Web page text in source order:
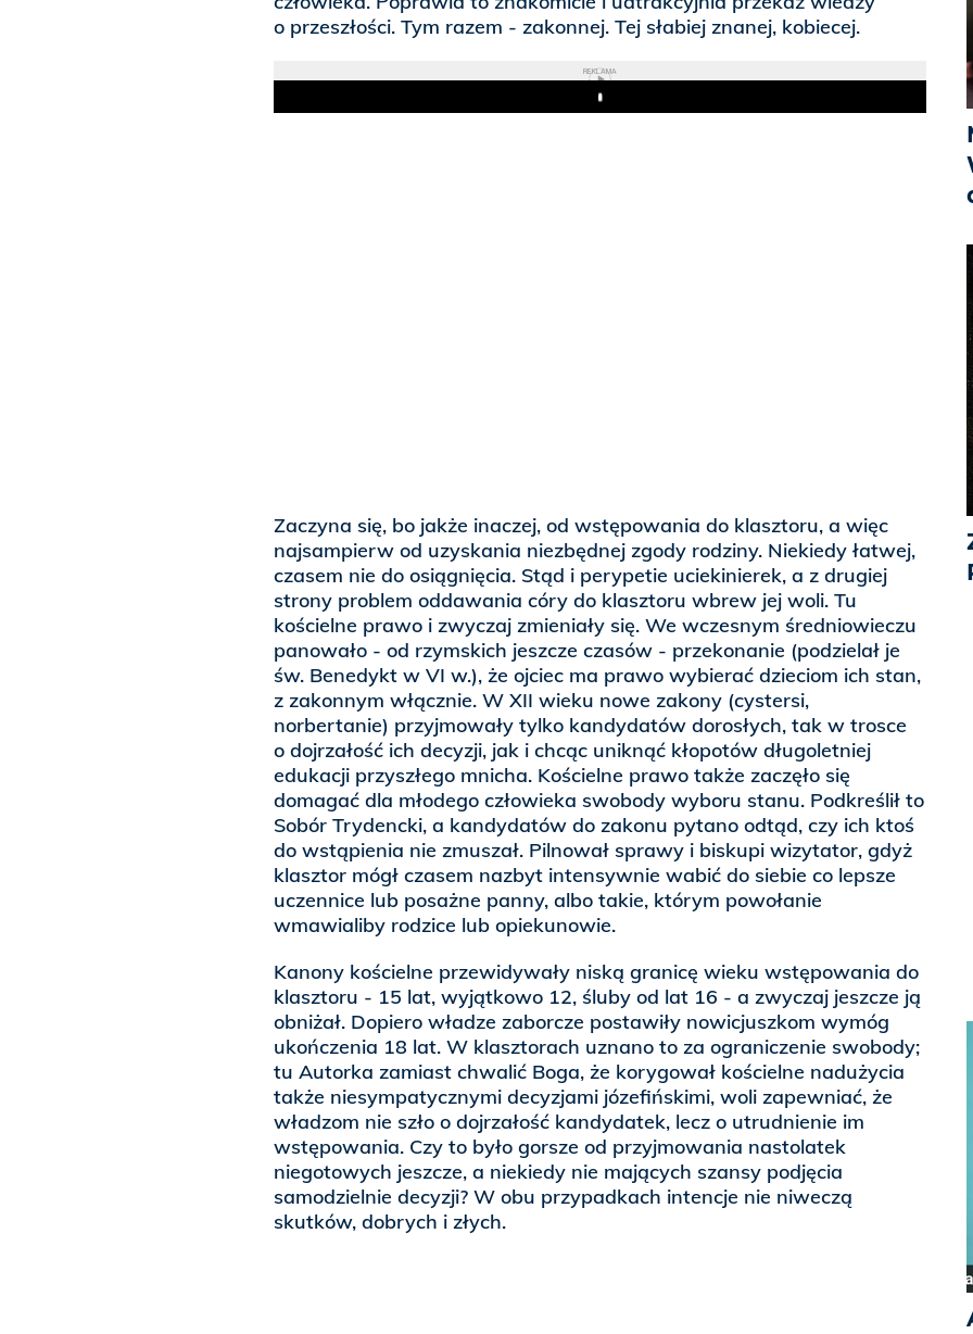
o przeszłości. Tym razem - zakonnej. Tej słabiej znanej, kobiecej.
REKLAMA
Play
Zaczyna się, bo jakże inaczej, od wstępowania do klasztoru, a więc
najsampierw od uzyskania niezbędnej zgody rodziny. Niekiedy łatwej,
czasem nie do osiągnięcia. Stąd i perypetie uciekinierek, a z drugiej
strony problem oddawania córy do klasztoru wbrew jej woli. Tu
kościelne prawo i zwyczaj zmieniały się. We wczesnym średniowieczu
panowało - od rzymskich jeszcze czasów - przekonanie (podzielał je
św. Benedykt w VI w.), że ojciec ma prawo wybierać dzieciom ich stan,
z zakonnym włącznie. W XII wieku nowe zakony (cystersi,
norbertanie) przyjmowały tylko kandydatów dorosłych, tak w trosce
o dojrzałość ich decyzji, jak i chcąc uniknąć kłopotów długoletniej
edukacji przyszłego mnicha. Kościelne prawo także zaczęło się
domagać dla młodego człowieka swobody wyboru stanu. Podkreślił to
Sobór Trydencki, a kandydatów do zakonu pytano odtąd, czy ich ktoś
do wstąpienia nie zmuszał. Pilnował sprawy i biskupi wizytator, gdyż
klasztor mógł czasem nazbyt intensywnie wabić do siebie co lepsze
uczennice lub posażne panny, albo takie, którym powołanie
wmawialiby rodzice lub opiekunowie.
Kanony kościelne przewidywały niską granicę wieku wstępowania do
klasztoru - 15 lat, wyjątkowo 12, śluby od lat 16 - a zwyczaj jeszcze ją
obniżał. Dopiero władze zaborcze postawiły nowicjuszkom wymóg
ukończenia 18 lat. W klasztorach uznano to za ograniczenie swobody;
tu Autorka zamiast chwalić Boga, że korygował kościelne nadużycia
także niesympatycznymi decyzjami józefińskimi, woli zapewniać, że
władzom nie szło o dojrzałość kandydatek, lecz o utrudnienie im
wstępowania. Czy to było gorsze od przyjmowania nastolatek
niegotowych jeszcze, a niekiedy nie mających szansy podjęcia
samodzielnie decyzji? W obu przypadkach intencje nie niweczą
skutków, dobrych i złych.